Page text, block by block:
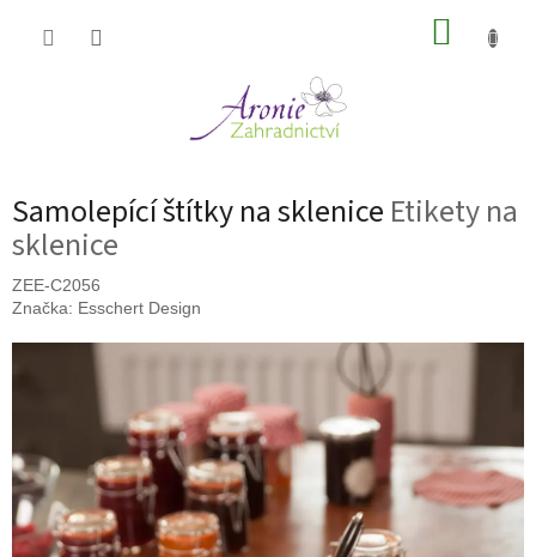
Samolepící štítky na sklenice Etikety na
sklenice
ZEE-C2056
Značka: Esschert Design